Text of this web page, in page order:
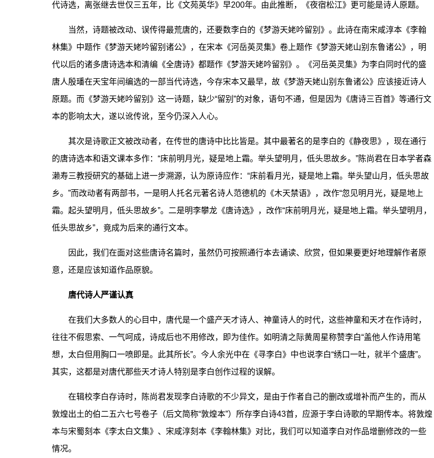
代诗选，离张继去世仅三五年，比《文苑英华》早200年。由此推断，《夜宿松江》更可能是诗人原题。
当然，诗题被改动、误传得最荒唐的，还要数李白的《梦游天姥吟留别》。此诗在南宋咸淳本《李翰
林集》中题作《梦游天姥吟留别诸公》，在宋本《河岳英灵集》卷上题作《梦游天姥山别东鲁诸公》，明
代以后的诸多唐诗选本和清编《全唐诗》都题作《梦游天姥吟留别》。《河岳英灵集》为李白同时代的盛
唐人殷璠在天宝年间编选的一部当代诗选，今存宋本又最早，故《梦游天姥山别东鲁诸公》应该接近诗人
原题。而《梦游天姥吟留别》这一诗题，缺少“留别”的对象，语句不通，但是因为《唐诗三百首》等通行文
本的影响太大，遂以讹传讹，至今仍深入人心。
其次是诗歌正文被改动者，在传世的唐诗中比比皆是。其中最著名的是李白的《静夜思》，现在通行
的唐诗选本和语文课本多作：“床前明月光，疑是地上霜。举头望明月，低头思故乡。”陈尚君在日本学者森
濑寿三教授研究的基础上进一步溯源，认为原诗应作：“床前看月光，疑是地上霜。举头望山月，低头思故
乡。”而改动者有两部书，一是明人托名元著名诗人范德机的《木天禁语》，改作“忽见明月光，疑是地上
霜。起头望明月，低头思故乡”。二是明李攀龙《唐诗选》，改作“床前明月光，疑是地上霜。举头望明月，
低头思故乡”，竟成为后来的通行文本。
因此，我们在面对这些唐诗名篇时，虽然仍可按照通行本去诵读、欣赏，但如果要更好地理解作者原
意，还是应该知道作品原貌。
唐代诗人严谨认真
在我们大多数人的心目中，唐代是一个盛产天才诗人、神童诗人的时代，这些神童和天才在作诗时，
往往不假思索、一气呵成，诗成后也不用修改，即为佳作。如明清之际黄周星称赞李白“盖他人作诗用笔
想，太白但用胸口一喷即是。此其所长”。今人余光中在《寻李白》中也说李白“绣口一吐，就半个盛唐”。
其实，这都是对唐代那些天才诗人特别是李白创作过程的误解。
在辑校李白存诗时，陈尚君发现李白诗歌的不少异文，是由于作者自己的删改或增补而产生的，而从
敦煌出土的伯二五六七号卷子（后文简称“敦煌本”）所存李白诗43首，应源于李白诗歌的早期传本。将敦煌
本与宋蜀刻本《李太白文集》、宋咸淳刻本《李翰林集》对比，我们可以知道李白对作品增删修改的一些
情况。